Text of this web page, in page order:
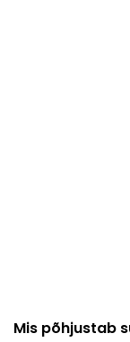
Mis põhjustab